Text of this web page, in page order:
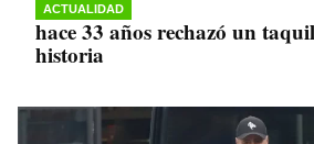
ACTUALIDAD
hace 33 años rechazó un
historia